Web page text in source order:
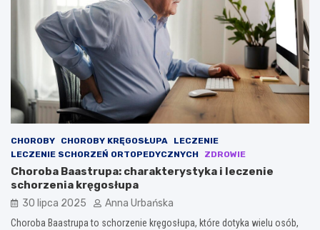
CHOROBY CHOROBY KRĘGOSŁUPA
LECZENIE
LECZENIE SCHORZEŃ ORTOPEDYCZNYCH
ZDROWIE
Choroba Baastrupa: charakterystyka i leczenie
schorzenia kręgosłupa
30 lipca 2025 Anna Urbańska
Choroba Baastrupa to schorzenie kręgosłupa, które dotyka wielu osób,